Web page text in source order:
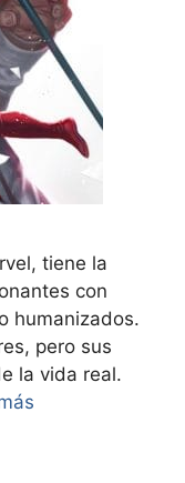
tiene la
con
humanizados.
pero sus
la vida real.